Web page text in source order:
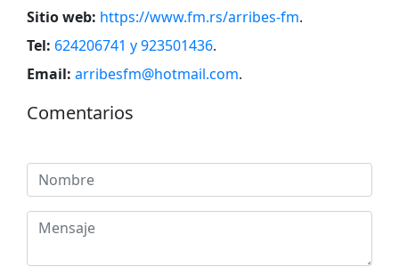
Sitio web: https://www.fm.rs/arribes-fm.
Tel: 624206741 y 923501436.
Email: arribesfm@hotmail.com.
Comentarios